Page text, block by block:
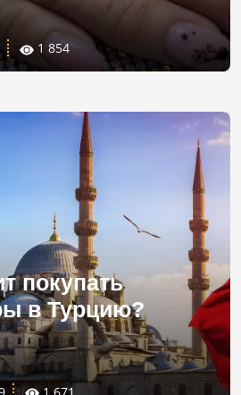
1 854
покупать
в Турцию?
1 671